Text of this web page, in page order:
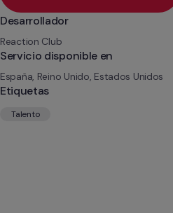
Desarrollador
Reaction Club
Servicio disponible en
España, Reino Unido, Estados Unidos
Etiquetas
Talento